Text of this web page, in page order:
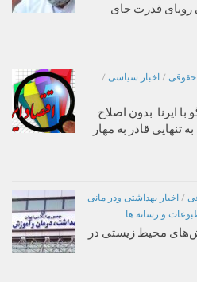
رویای قدرت جای
حقوقی / اخبار سیاسی /
ایرنا: بدون اصلاح
قادر به مهار
/ اخبار بهداشتی ودر مانی
و رسانه ها
محیط زیستی در